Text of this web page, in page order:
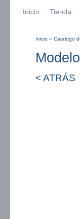
Inicio Tienda
Inicio » Catalogo
< ATRÁS